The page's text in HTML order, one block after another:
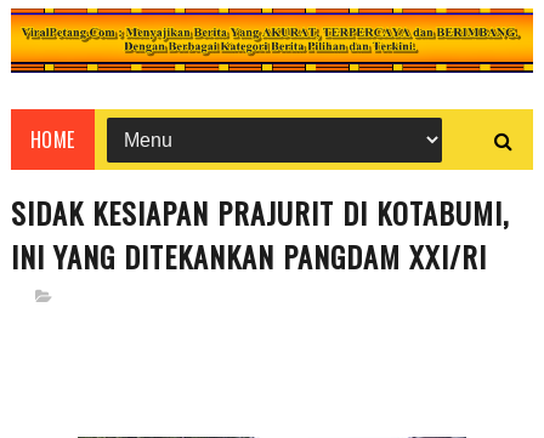
HOME
SIDAK KESIAPAN PRAJURIT DI KOTABUMI,
INI YANG DITEKANKAN PANGDAM XXI/RI